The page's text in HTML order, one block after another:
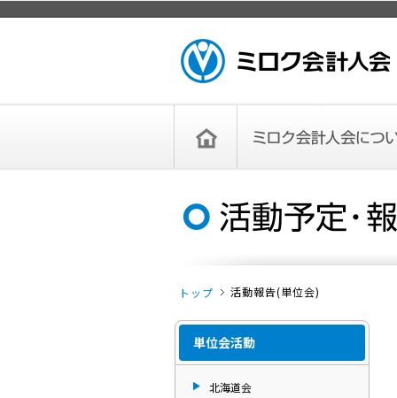
トップ 活動報告(単位会)
単位会活動
北海道会